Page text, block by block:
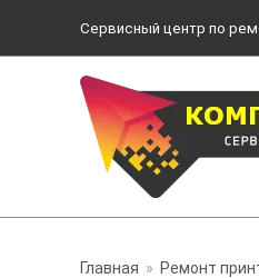
содержимому
Сервисный центр по
Главная Ремонт